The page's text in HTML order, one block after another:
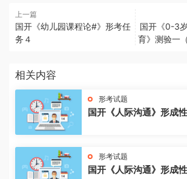
上一篇
国开《幼儿园课程论#》形考任
务４
国开《0-3
育》测验一
相关内容
形考试题
国开《人际沟通》形成
形考试题
国开《人际沟通》形成